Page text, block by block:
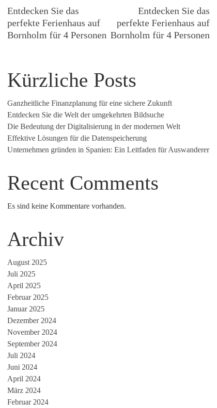
Navigation
Entdecken Sie das
perfekte Ferienhaus auf
Bornholm für 4 Personen
Entdecken Sie das
perfekte Ferienhaus auf
Bornholm für 4 Personen
Kürzliche Posts
Ganzheitliche Finanzplanung für eine sichere Zukunft
Entdecken Sie die Welt der umgekehrten Bildsuche
Die Bedeutung der Digitalisierung in der modernen Welt
Effektive Lösungen für die Datenspeicherung
Unternehmen gründen in Spanien: Ein Leitfaden für Auswanderer
Recent Comments
Es sind keine Kommentare vorhanden.
Archiv
August 2025
Juli 2025
April 2025
Februar 2025
Januar 2025
Dezember 2024
November 2024
September 2024
Juli 2024
Juni 2024
April 2024
März 2024
Februar 2024